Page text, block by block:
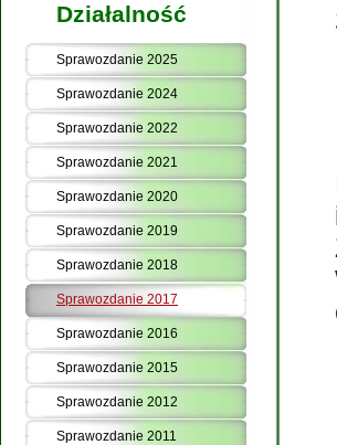
Działalność
Sprawozdanie 2025
Sprawozdanie 2024
Sprawozdanie 2022
Sprawozdanie 2021
Sprawozdanie 2020
Sprawozdanie 2019
Sprawozdanie 2018
Sprawozdanie 2017
Sprawozdanie 2016
Sprawozdanie 2015
Sprawozdanie 2012
Sprawozdanie 2011